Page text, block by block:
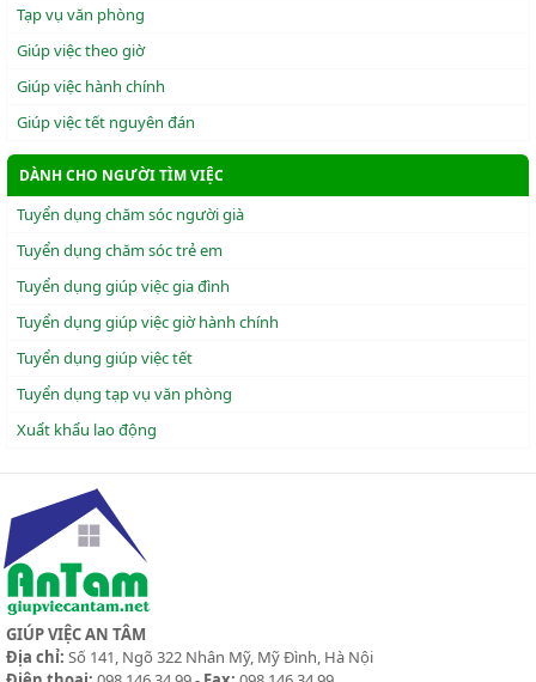
Tạp vụ văn phòng
Giúp việc theo giờ
Giúp việc hành chính
Giúp việc tết nguyên đán
DÀNH CHO NGƯỜI TÌM VIỆC
Tuyển dụng chăm sóc người già
Tuyển dụng chăm sóc trẻ em
Tuyển dụng giúp việc gia đình
Tuyển dụng giúp việc giờ hành chính
Tuyển dụng giúp việc tết
Tuyển dụng tạp vụ văn phòng
Xuẩt khẩu lao động
GIÚP VIỆC AN TÂM
Địa chỉ: Số 141, Ngõ 322 Nhân Mỹ, Mỹ Đình, Hà Nội